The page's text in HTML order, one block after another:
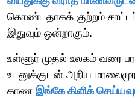
கொண்டதாகக் குற்றம்
இதுவும் ஒன்றாகும்.
உள்ளூர் முதல் உலகம் வரை
உடனுக்குடன் அறிய
காண இங்கே கிளிக்